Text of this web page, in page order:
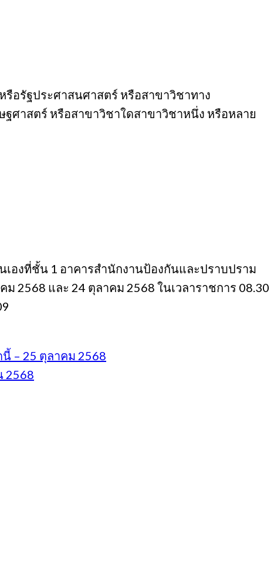
อรัฐประศาสนศาสตร์ หรือสาขาวิชาทาง
ศาสตร์ หรือสาขาวิชาใดสาขาวิชาหนึ่ง หรือหลาย
องที่ชั้น 1 อาคารสํานักงานป้องกันและปราบปราม
2568 และ 24 ตุลาคม 2568 ในเวลาราชการ 08.30
– 25 ตุลาคม 2568
2568